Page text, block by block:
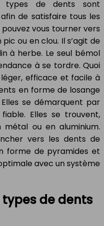
types de dents sont
de satisfaire tous les
vous tourner vers
ou en clou. Il s’agit de
à herbe. Le seul bémol
à se tordre. Quoi
léger, efficace et facile à
en forme de losange
se démarquent par
Elles se trouvent,
ou en aluminium.
vers les dents de
forme de pyramides et
avec un système
de dents